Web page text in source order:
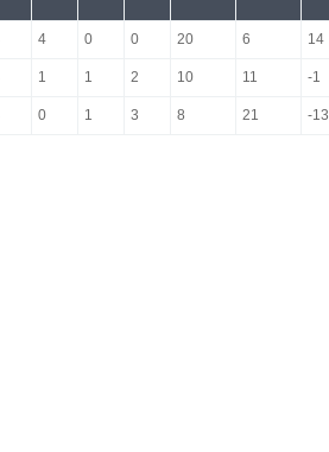
4 0 0 20 6 14
1 1 2 10 11 -1
0 1 3 8 21 -13